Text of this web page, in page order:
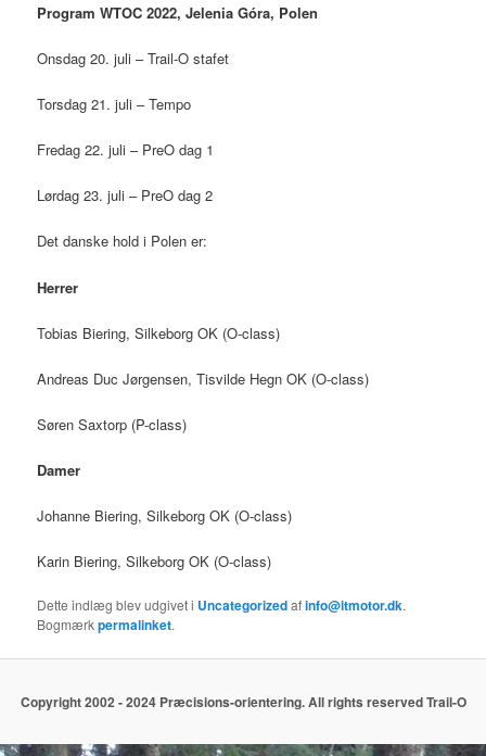
Program WTOC 2022, Jelenia Góra, Polen
Onsdag 20. juli – Trail-O stafet
Torsdag 21. juli – Tempo
Fredag 22. juli – PreO dag 1
Lørdag 23. juli – PreO dag 2
Det danske hold i Polen er:
Herrer
Tobias Biering, Silkeborg OK (O-class)
Andreas Duc Jørgensen, Tisvilde Hegn OK (O-class)
Søren Saxtorp (P-class)
Damer
Johanne Biering, Silkeborg OK (O-class)
Karin Biering, Silkeborg OK (O-class)
Dette indlæg blev udgivet i Uncategorizedafinfo@itmotor.dk.
Bogmærkpermalinket.
Copyright 2002 - 2024 Præcisions-orientering. All rights reserved Trail-O